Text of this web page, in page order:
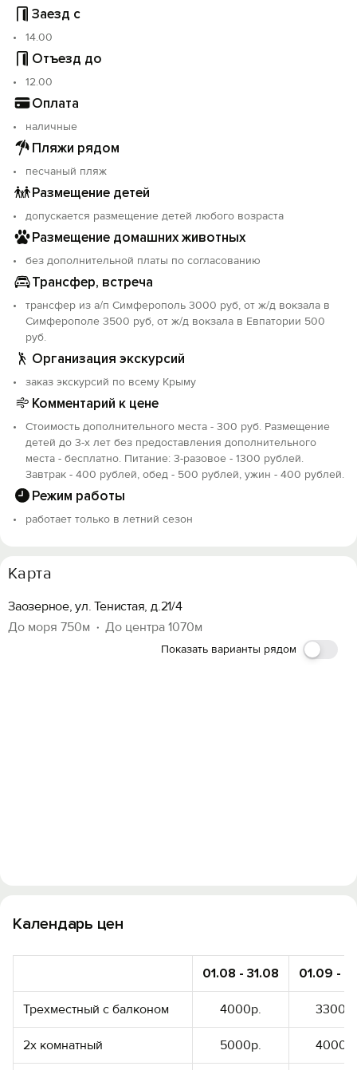
Заезд с
14.00
Отъезд до
12.00
Оплата
наличные
Пляжи рядом
песчаный пляж
Размещение детей
допускается размещение детей любого возраста
Размещение домашних животных
без дополнительной платы по согласованию
Трансфер, встреча
трансфер из а/п Симферополь 3000 руб, от ж/д вокзала в
Симферополе 3500 руб, от ж/д вокзала в Евпатории 500
руб.
Организация экскурсий
заказ экскурсий по всему Крыму
Комментарий к цене
Стоимость дополнительного места - 300 руб. Размещение
детей до 3-х лет без предоставления дополнительного
места - бесплатно. Питание: 3-разовое - 1300 рублей.
Завтрак - 400 рублей, обед - 500 рублей, ужин - 400 рублей.
Режим работы
работает только в летний сезон
Карта
Заозерное, ул. Тенистая, д.21/4
До моря 750м
До центра 1070м
Показать варианты рядом
Календарь цен
01.08 - 31.08 01.09 -
Трехместный с балконом 4000р. 3300р.
2х комнатный 5000р. 4000р.